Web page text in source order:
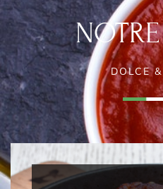
DOLCE